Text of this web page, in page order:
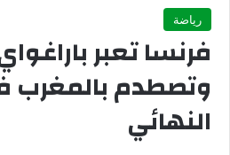
رياضة
فرنسا تعبر
وتصطدم بالمغرب
النهائي